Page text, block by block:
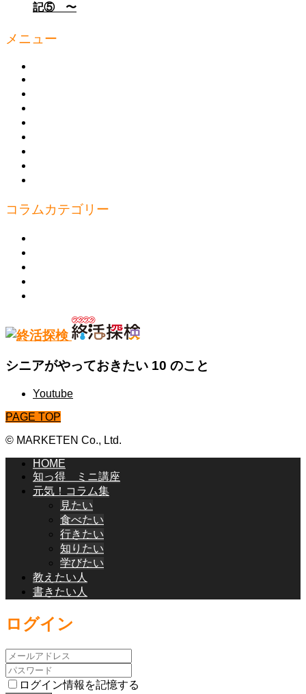
記⑤ 〜
メニュー
コラムカテゴリー
シニアがやっておきたい 10 のこと
Youtube
PAGE TOP
© MARKETEN Co., Ltd.
HOME
知っ得 ミニ講座
元気！コラム集
見たい
食べたい
行きたい
知りたい
学びたい
教えたい人
書きたい人
ログイン
ログイン情報を記憶する